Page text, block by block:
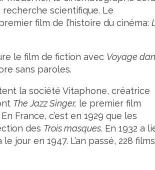
scientifique. Le
film de l’histoire du cinéma:
le film de fiction avec Voyage
sans paroles.
la société Vitaphone, créatrice
The Jazz Singer, le premier film
France, c’est en 1929 que les
des Trois masques. En 1932 a
jour en 1947. L’an passé, 228 films